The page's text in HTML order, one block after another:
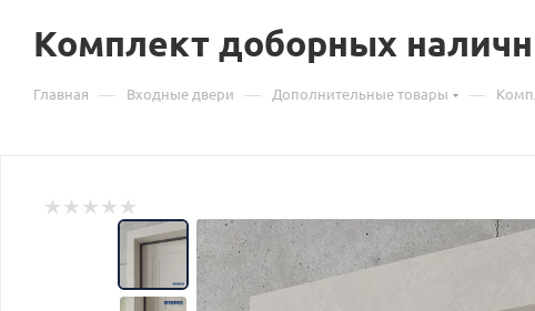
Комплект доборных
Главная — Входные двери — Дополнительные товары —